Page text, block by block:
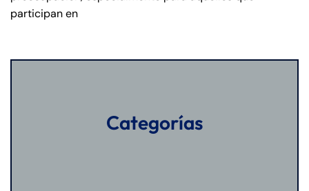
participan en
Categorías